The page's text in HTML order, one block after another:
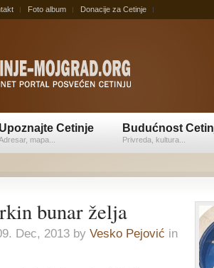
Foto album Donacije za Cetinje
Upoznajte Cetinje
mapa...
Budućnost
Privreda, kultura...
bunar želja
Dec, 2013 by Vesko Pejović in